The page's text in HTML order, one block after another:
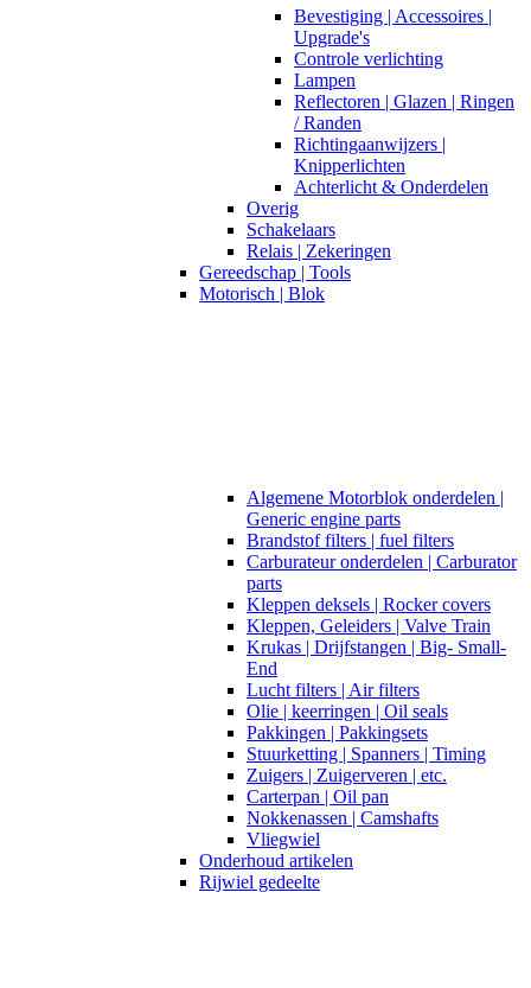
Bevestiging | Accessoires |
Upgrade's
Controle verlichting
Lampen
Reflectoren | Glazen | Ringen
/ Randen
Richtingaanwijzers |
Knipperlichten
Achterlicht & Onderdelen
Overig
Schakelaars
Relais | Zekeringen
Gereedschap | Tools
Motorisch | Blok
Algemene Motorblok onderdelen |
Generic engine parts
Brandstof filters | fuel filters
Carburateur onderdelen | Carburator
parts
Kleppen deksels | Rocker covers
Kleppen, Geleiders | Valve Train
Krukas | Drijfstangen | Big- Small-
End
Lucht filters | Air filters
Olie | keerringen | Oil seals
Pakkingen | Pakkingsets
Stuurketting | Spanners | Timing
Zuigers | Zuigerveren | etc.
Carterpan | Oil pan
Nokkenassen | Camshafts
Vliegwiel
Onderhoud artikelen
Rijwiel gedeelte